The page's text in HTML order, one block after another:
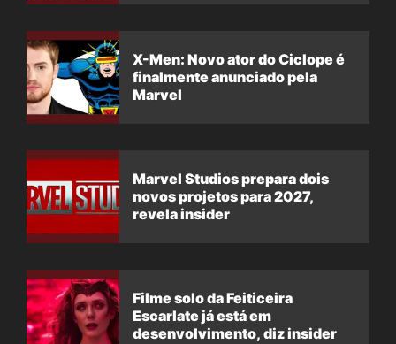
X-Men: Novo ator do Ciclope é
finalmente anunciado pela
Marvel
Marvel Studios prepara dois
novos projetos para 2027,
revela insider
Filme solo da Feiticeira
Escarlate já está em
desenvolvimento, diz insider